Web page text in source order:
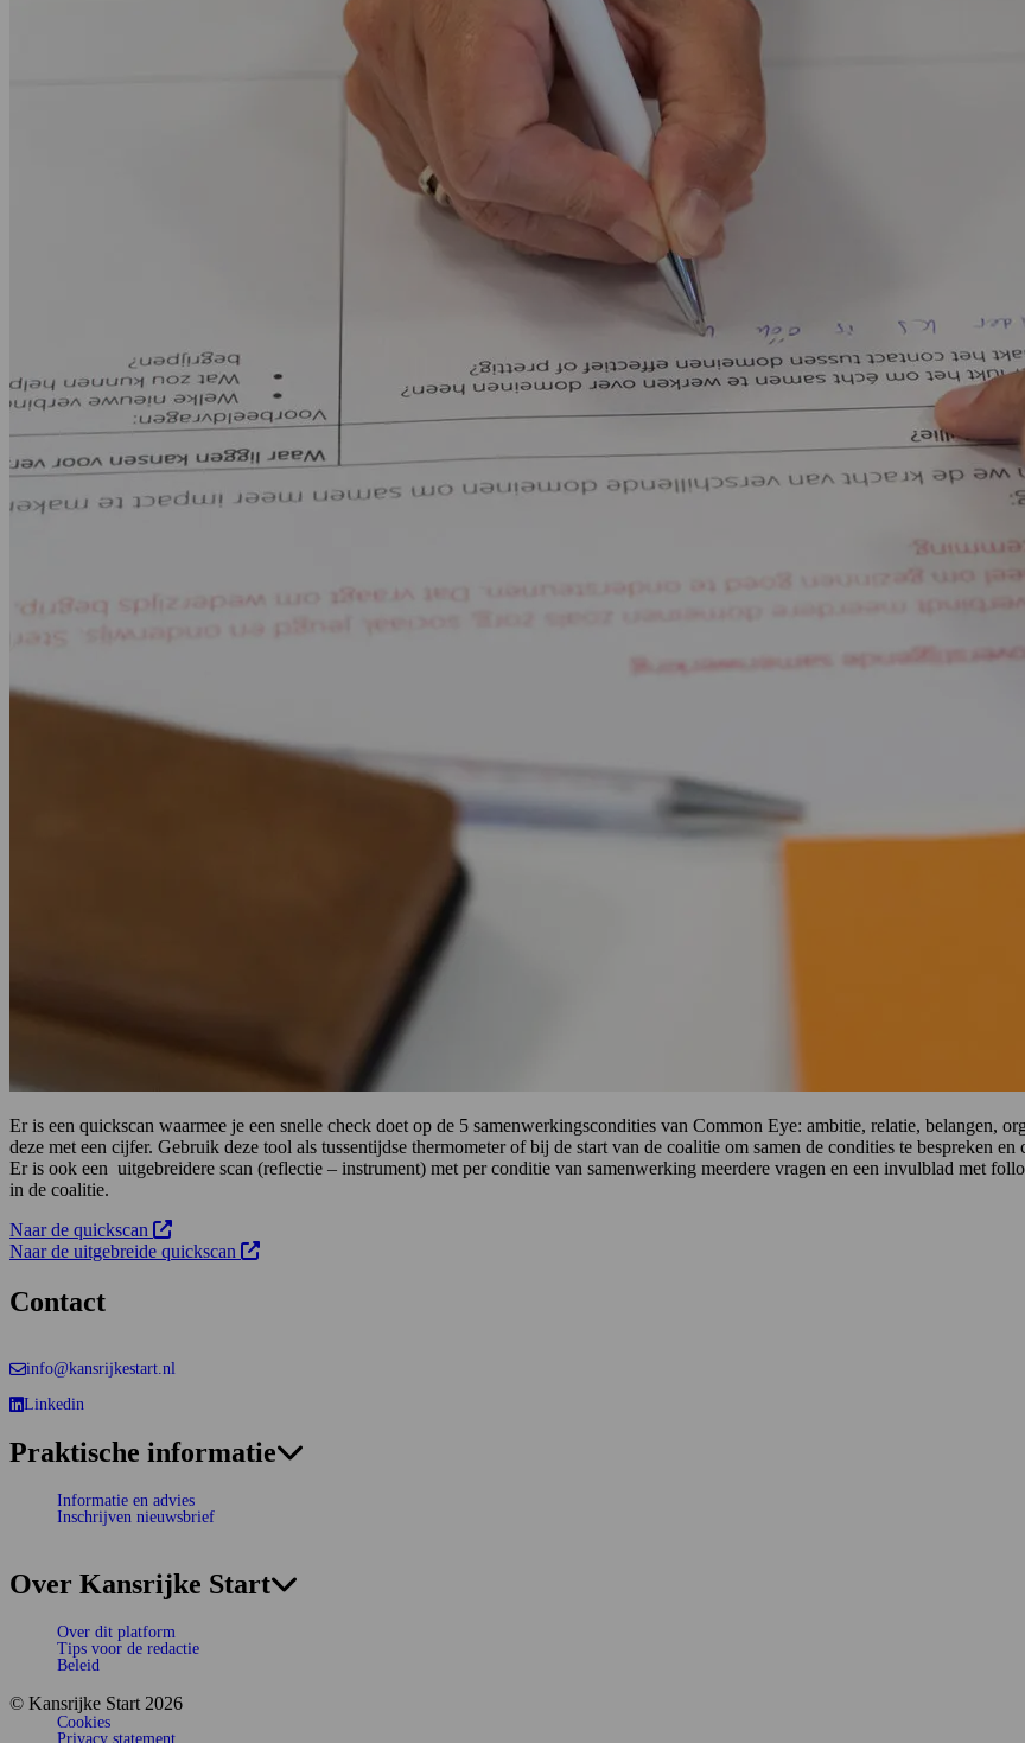
Er is een quickscan waarmee je een snelle check doet op de 5 samenwerkingscondities van Common Eye: ambitie, relatie, belangen,
deze met een cijfer. Gebruik deze tool als tussentijdse thermometer of bij de start van de coalitie om samen de condities te bespreken en
Er is ook een uitgebreidere scan (reflectie – instrument) met per conditie van samenwerking meerdere vragen en een invulblad met
in de coalitie.
Naar de quickscan Opens in new tab:
Deze link opent in een nieuw tabblad
Naar de uitgebreide quickscan Opens in new tab:
Deze link opent in een nieuw tabblad
Contact
info@kansrijkestart.nl
Linkedin
Deze link gaat naar een externe website.
Praktische informatie
Informatie en advies
Inschrijven nieuwsbrief
Over Kansrijke Start
Over dit platform
Tips voor de redactie
Beleid
© Kansrijke Start 2026
Cookies
Privacy statement